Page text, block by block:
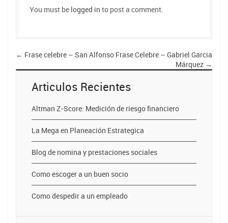
You must be logged in to post a comment.
← Frase celebre – San Alfonso Frase Celebre – Gabriel Garcia
Márquez →
Articulos Recientes
Altman Z-Score: Medición de riesgo financiero
La Mega en Planeación Estrategica
Blog de nomina y prestaciones sociales
Como escoger a un buen socio
Como despedir a un empleado